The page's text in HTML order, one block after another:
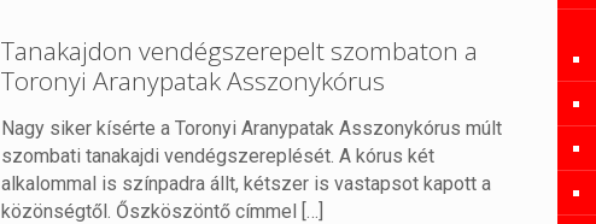
Tanakajdon vendégszerepelt szombaton a
Toronyi Aranypatak Asszonykórus
Nagy siker kísérte a Toronyi Aranypatak Asszonykórus múlt
szombati tanakajdi vendégszereplését. A kórus két
alkalommal is színpadra állt, kétszer is vastapsot kapott a
közönségtől. Őszköszöntő címmel […]